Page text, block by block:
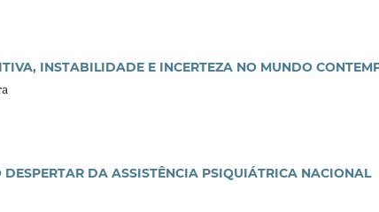
INSTABILIDADE E INCERTEZA NO MUNDO
DA ASSISTÊNCIA PSIQUIÁTRICA NACIONAL